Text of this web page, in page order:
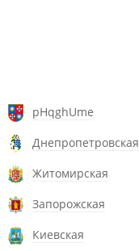
pHqghUme
Днепропетровская
Житомирская
Запорожская
Киевская